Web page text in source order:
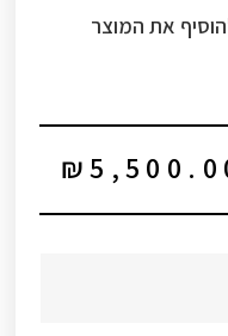
את המוצר
₪